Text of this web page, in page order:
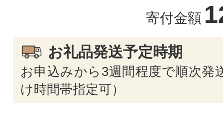
寄付金額
お礼品発送予定時期
お申込みから3週間程度で順次発
け時間帯指定可）